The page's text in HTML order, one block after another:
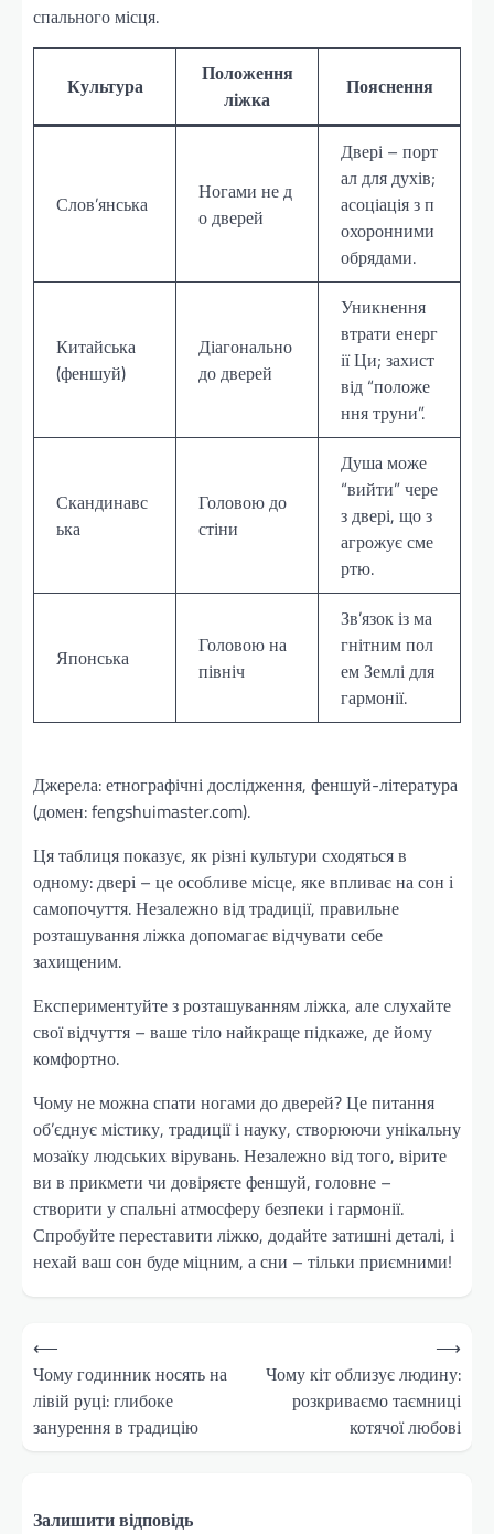
спального місця.
Культура
Положення
ліжка
Пояснення
Слов’янська
Ногами не д
о дверей
Двері – порт
ал для духів;
асоціація з п
охоронними
обрядами.
Китайська
(феншуй)
Діагонально
до дверей
Уникнення
втрати енерг
ії Ци; захист
від “положе
ння труни”.
Скандинавс
ька
Головою до
стіни
Душа може
“вийти” чере
з двері, що з
агрожує сме
ртю.
Японська
Головою на
північ
Зв’язок із ма
гнітним пол
ем Землі для
гармонії.
Джерела: етнографічні дослідження, феншуй-література
(домен: fengshuimaster.com).
Ця таблиця показує, як різні культури сходяться в
одному: двері – це особливе місце, яке впливає на сон і
самопочуття. Незалежно від традиції, правильне
розташування ліжка допомагає відчувати себе
захищеним.
Експериментуйте з розташуванням ліжка, але слухайте
свої відчуття – ваше тіло найкраще підкаже, де йому
комфортно.
Чому не можна спати ногами до дверей? Це питання
об’єднує містику, традиції і науку, створюючи унікальну
мозаїку людських вірувань. Незалежно від того, вірите
ви в прикмети чи довіряєте феншуй, головне –
створити у спальні атмосферу безпеки і гармонії.
Спробуйте переставити ліжко, додайте затишні деталі, і
нехай ваш сон буде міцним, а сни – тільки приємними!
Навігація
записів
⟵
Чому годинник носять на
лівій руці: глибоке
занурення в традицію
Чому кіт облизує людину:
розкриваємо таємниці
котячої любові
⟶
Залишити відповідь